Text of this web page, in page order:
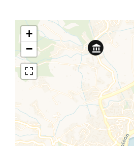
+
−